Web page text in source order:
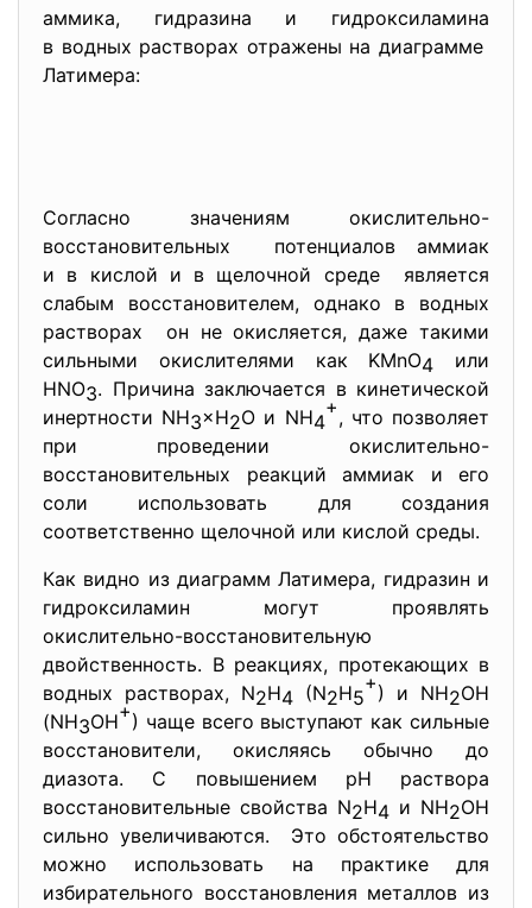
аммика, гидразина и гидроксиламина
в водных растворах отражены на диаграмме
Латимера:
Согласно значениям окислительно-
восстановительных потенциалов аммиак
и в кислой и в щелочной среде является
слабым восстановителем, однако в водных
растворах он не окисляется, даже такими
сильными окислителями как KMnO4 или
HNO3. Причина заключается в кинетической
инертности NH3×H2O и NH4
+, что позволяет
при проведении окислительно-
восстановительных реакций аммиак и его
соли использовать для создания
соответственно щелочной или кислой среды.
Как видно из диаграмм Латимера, гидразин и
гидроксиламин могут проявлять
окислительно-восстановительную
двойственность. В реакциях, протекающих в
водных растворах, N2H4 (N2H5
+) и NH2OH
(NH3OH+) чаще всего выступают как сильные
восстановители, окисляясь обычно до
диазота. С повышением рН раствора
восстановительные свойства N2H4 и NH2OH
сильно увеличиваются. Это обстоятельство
можно использовать на практике для
избирательного восстановления металлов из